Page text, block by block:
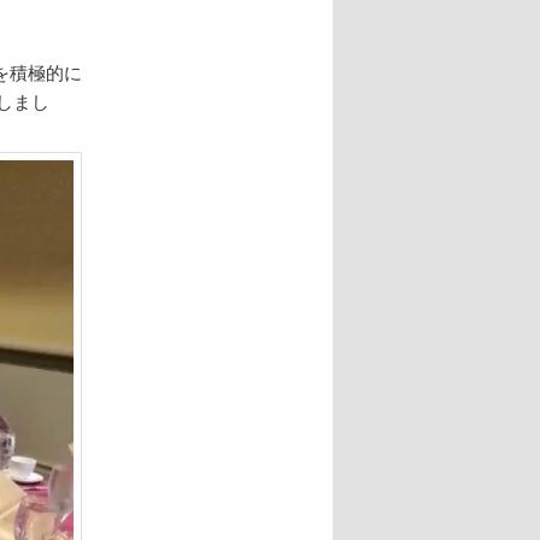
積極的に
まし